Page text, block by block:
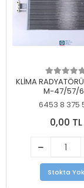
KLİMA
M-47/57/
6453 8 375
0,00 TL
Stokta Yok